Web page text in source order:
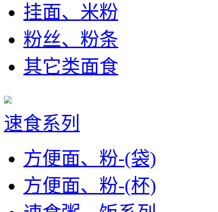
挂面、米粉
粉丝、粉条
其它类面食
速食系列
方便面、粉-(袋)
方便面、粉-(杯)